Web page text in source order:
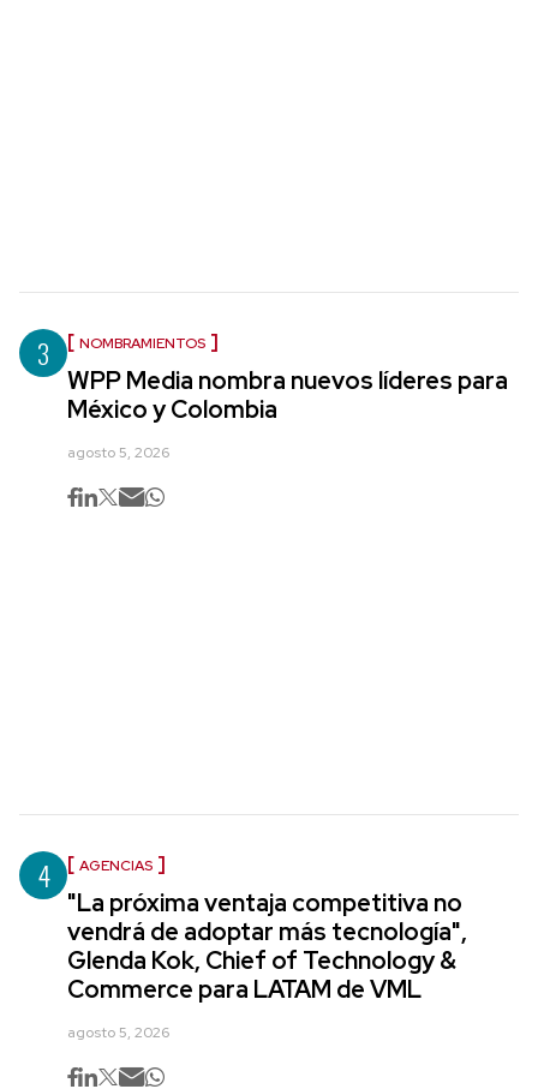
3 NOMBRAMIENTOS
WPP Media nombra nuevos líderes para
México y Colombia
agosto 5, 2026
4 AGENCIAS
"La próxima ventaja competitiva no
vendrá de adoptar más tecnología",
Glenda Kok, Chief of Technology &
Commerce para LATAM de VML
agosto 5, 2026